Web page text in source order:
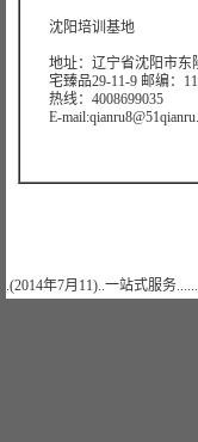
沈阳培训基地
地址：辽宁省沈阳市东
宅臻品29-11-9 邮编：
热线：4008699035
E-
.(2014年7月11)..一站式服务